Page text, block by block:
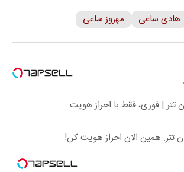
هادی ساعی مهروز ساعی